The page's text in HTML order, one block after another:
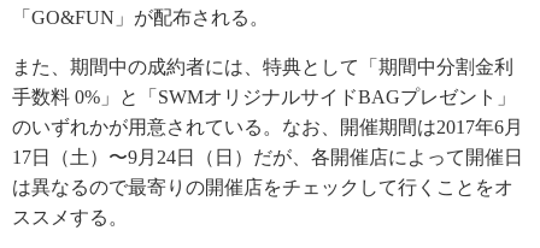
「GO&FUN」が配布される。
また、期間中の成約者には、特典として「期間中分割金利
手数料 0%」と「SWMオリジナルサイドBAGプレゼント」
のいずれかが用意されている。なお、開催期間は2017年6月
17日（土）〜9月24日（日）だが、各開催店によって開催日
は異なるので最寄りの開催店をチェックして行くことをオ
ススメする。